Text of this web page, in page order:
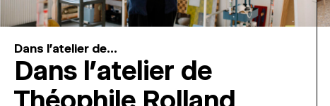
Dans l'atelier de...
Dans l’atelier de